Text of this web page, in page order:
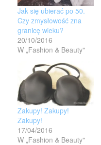
Jak się ubierać po 50.
Czy zmysłowość zna
granicę wieku?
20/10/2016
W „Fashion & Beauty"
Zakupy! Zakupy!
Zakupy!
17/04/2016
W „Fashion & Beauty"